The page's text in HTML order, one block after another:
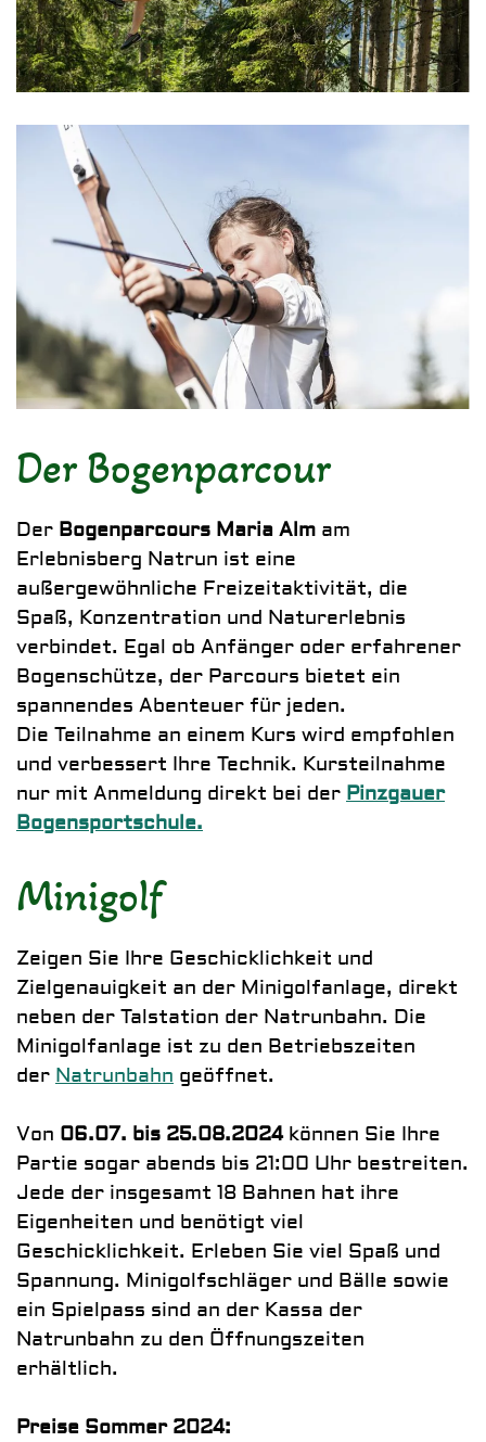
Der Bogenparcour
Der Bogenparcours Maria Alm am
Erlebnisberg Natrun ist eine
außergewöhnliche Freizeitaktivität, die
Spaß, Konzentration und Naturerlebnis
verbindet. Egal ob Anfänger oder erfahrener
Bogenschütze, der Parcours bietet ein
spannendes Abenteuer für jeden.
Die Teilnahme an einem Kurs wird empfohlen
und verbessert Ihre Technik. Kursteilnahme
nur mit Anmeldung direkt bei der Pinzgauer
Bogensportschule.
Minigolf
Zeigen Sie Ihre Geschicklichkeit und
Zielgenauigkeit an der Minigolfanlage, direkt
neben der Talstation der Natrunbahn. Die
Minigolfanlage ist zu den Betriebszeiten
der Natrunbahn geöffnet.
Von 06.07. bis 25.08.2024 können Sie Ihre
Partie sogar abends bis 21:00 Uhr bestreiten.
Jede der insgesamt 18 Bahnen hat ihre
Eigenheiten und benötigt viel
Geschicklichkeit. Erleben Sie viel Spaß und
Spannung. Minigolfschläger und Bälle sowie
ein Spielpass sind an der Kassa der
Natrunbahn zu den Öffnungszeiten
erhältlich.
Preise Sommer 2024: